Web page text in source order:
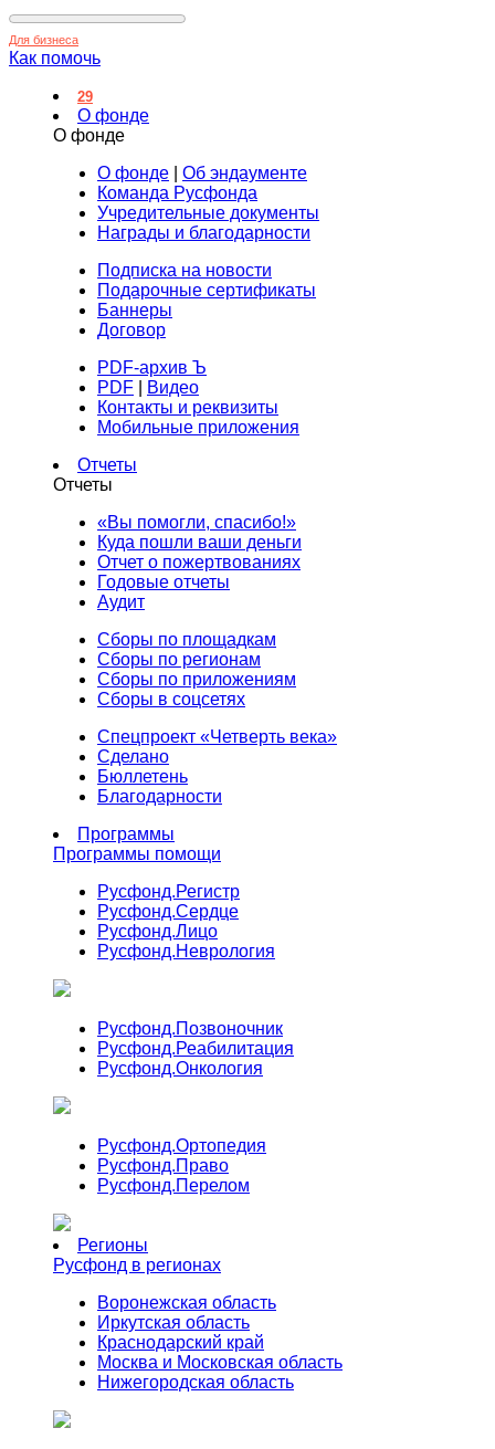
Для бизнеса
Как помочь
29
О фонде
О фонде
О фонде
Об эндаументе
Команда Русфонда
Учредительные документы
Награды и благодарности
Подписка на новости
Подарочные сертификаты
Баннеры
Договор
PDF-архив Ъ
PDF
Видео
Контакты и реквизиты
Мобильные приложения
Отчеты
Отчеты
«Вы помогли, спасибо!»
Куда пошли ваши деньги
Отчет о пожертвованиях
Годовые отчеты
Аудит
Сборы по площадкам
Сборы по регионам
Сборы по приложениям
Сборы в соцсетях
Спецпроект «Четверть века»
Сделано
Бюллетень
Благодарности
Программы
Программы помощи
Русфонд.Регистр
Русфонд.Сердце
Русфонд.Лицо
Русфонд.Неврология
Русфонд.Позвоночник
Русфонд.Реабилитация
Русфонд.Онкология
Русфонд.Ортопедия
Русфонд.Право
Русфонд.Перелом
Регионы
Русфонд в регионах
Воронежская область
Иркутская область
Краснодарский край
Москва и Московская область
Нижегородская область